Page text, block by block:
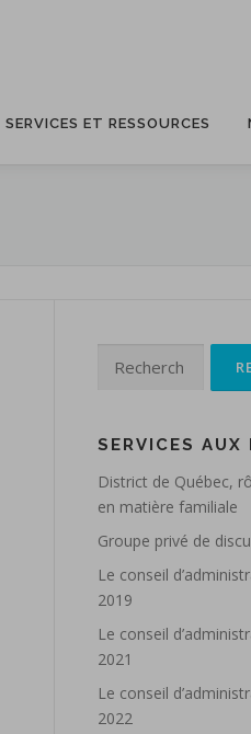
SERVICES ET RESSOURCES
SERVICES AUX
District de Québec,
en matière familiale
Groupe privé de
Le conseil
2019
Le conseil
2021
Le conseil
2022